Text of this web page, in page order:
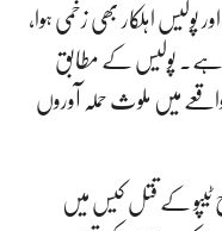
پولیس اہلکار بھی زخمی ہوا،
ہے۔ پولیس کے مطابق
میں ملوث حملہ آوروں
ٹیپو کے قتل کیس میں